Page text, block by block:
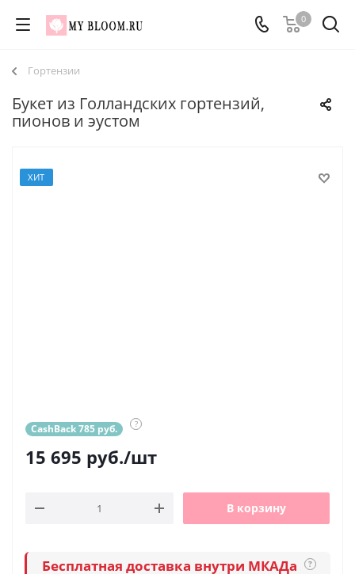
0
Гортензии
Букет из Голландских гортензий,
пионов и эустом
ХИТ
CashBack 785 руб. ?
15 695 руб./шт
В корзину
Бесплатная доставка внутри МКАДа ?